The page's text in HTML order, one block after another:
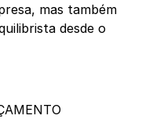
mas também
desde o